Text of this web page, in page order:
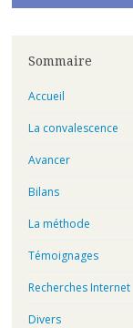
Sommaire
Accueil
La convalescence
Avancer
Bilans
La méthode
Témoignages
Recherches Internet
Divers